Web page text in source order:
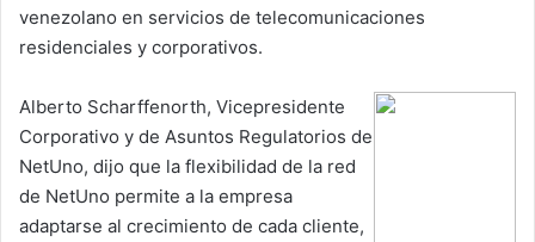
venezolano en servicios de telecomunicaciones
residenciales y corporativos.
Alberto Scharffenorth, Vicepresidente
Corporativo y de Asuntos Regulatorios de
NetUno, dijo que la flexibilidad de la red
de NetUno permite a la empresa
adaptarse al crecimiento de cada cliente,